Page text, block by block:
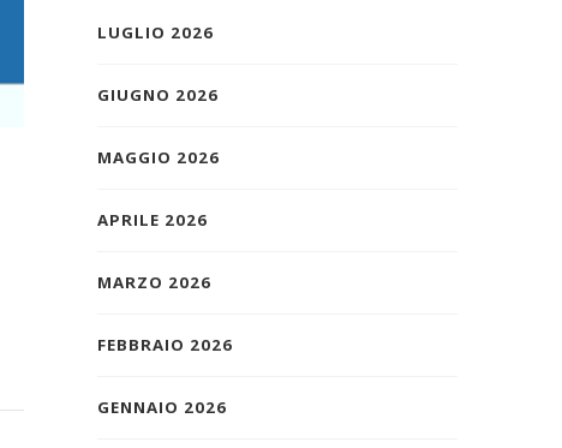
LUGLIO 2026
GIUGNO 2026
MAGGIO 2026
APRILE 2026
MARZO 2026
FEBBRAIO 2026
GENNAIO 2026